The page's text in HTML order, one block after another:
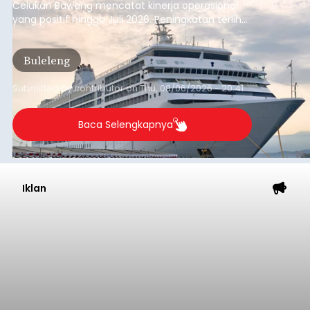
Celukan Bawang mencatat kinerja operasional
yang positif hingga Juli 2026. Peningkatan terlihat
dari arus kapal yang mencapai 1,48 juta Gross
Tonnage (GT), atau tumbuh 12,4 persen
dibandingkan periode yang sama tahun lalu
yang tercatat sebesar 1,32 juta GT.
Buleleng
Submitted bycontributoronThu, 08/06/2026 - 20:41
Baca Selengkapnya
Iklan